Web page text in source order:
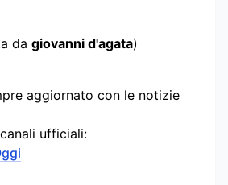
da giovanni d'agata)
aggiornato con le notizie
ufficiali: